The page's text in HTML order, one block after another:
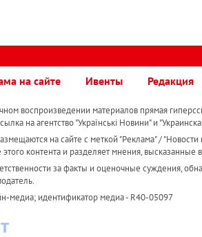
на сайте Ивенты Редакция
воспроизведении материалов прямая
на агентство "Українськi Новини" и
на сайте с меткой "Реклама" /
этого контента и разделяет мнения, высказанные
за факты и оценочные суждения,
медиа; идентификатор медиа - R40-05097